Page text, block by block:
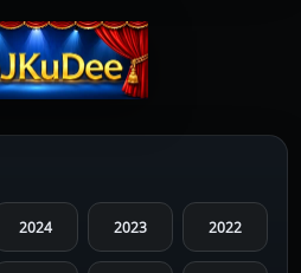
2024 2023 2022